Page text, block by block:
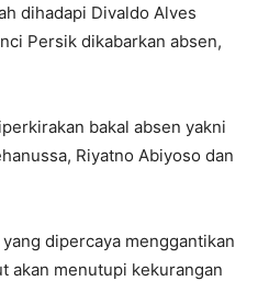
dihadapi Divaldo Alves
Persik dikabarkan absen,
bakal absen yakni
Riyatno Abiyoso dan
dipercaya menggantikan
akan menutupi kekurangan